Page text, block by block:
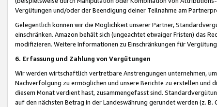
Vergütungen und/oder der Beendigung deiner Teilnahme am
Gelegentlich können wir die Möglichkeit unserer Partner,
einschränken. Amazon behält sich (ungeachtet etwaiger Fristen) das
modifizieren. Weitere Informationen zu Einschränkungen für
6. Erfassung und Zahlung von Vergütungen
Wir werden wirtschaftlich vertretbare Anstrengungen unternehmen,
Nachverfolgung zu ermöglichen und unsere Berichte zu erstellen und
diesem Monat verdient hast, zusammengefasst sind.
auf den nächsten Betrag in der Landeswährung gerundet werden (z.